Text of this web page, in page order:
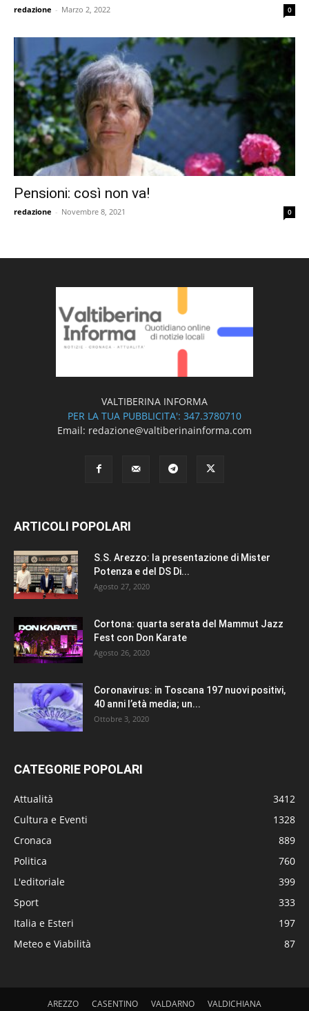
redazione - Marzo 2, 2022 0
Pensioni: così non va!
redazione - Novembre 8, 2021 0
VALTIBERINA INFORMA
PER LA TUA PUBBLICITA': 347.3780710
Email: redazione@valtiberinainforma.com
ARTICOLI POPOLARI
S.S. Arezzo: la presentazione di Mister
Potenza e del DS Di...
Agosto 27, 2020
Cortona: quarta serata del Mammut Jazz
Fest con Don Karate
Agosto 26, 2020
Coronavirus: in Toscana 197 nuovi positivi,
40 anni l’età media; un...
Ottobre 3, 2020
CATEGORIE POPOLARI
Attualità
3412
Cultura e Eventi
1328
Cronaca
889
Politica
760
L'editoriale
399
Sport
333
Italia e Esteri
197
Meteo e Viabilità
87
AREZZO CASENTINO VALDARNO VALDICHIANA